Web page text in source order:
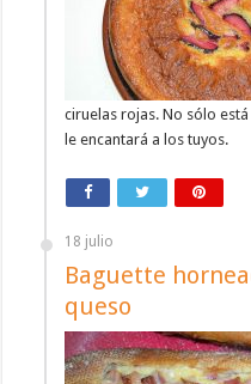
ciruelas rojas. No sólo
le encantará a los tuyos.
18 julio
Baguette
queso